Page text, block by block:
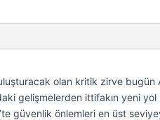
olan kritik zirve bugün
gelişmelerden ittifakın yeni
güvenlik önlemleri en üst